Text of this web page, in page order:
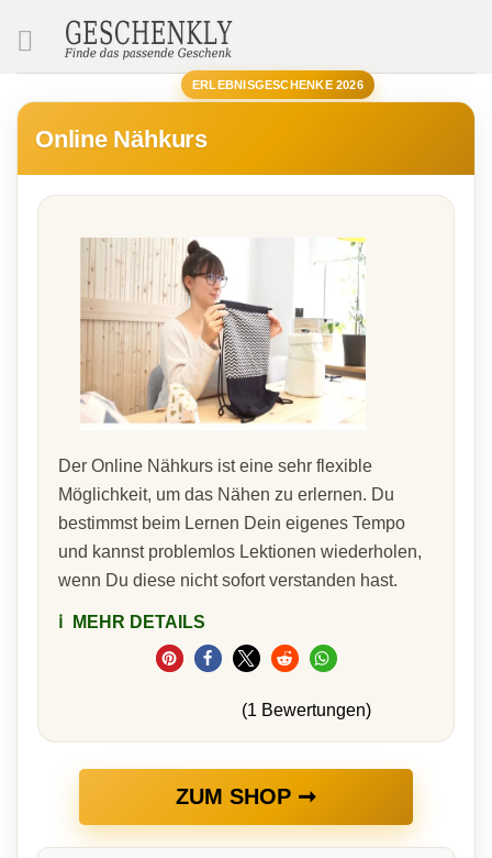
ERLEBNISGESCHENKE 2026
Online Nähkurs
Der Online Nähkurs ist eine sehr flexible
Möglichkeit, um das Nähen zu erlernen. Du
bestimmst beim Lernen Dein eigenes Tempo
und kannst problemlos Lektionen wiederholen,
wenn Du diese nicht sofort verstanden hast.
ℹ️ MEHR DETAILS
(1 Bewertungen)
ZUM SHOP ➞